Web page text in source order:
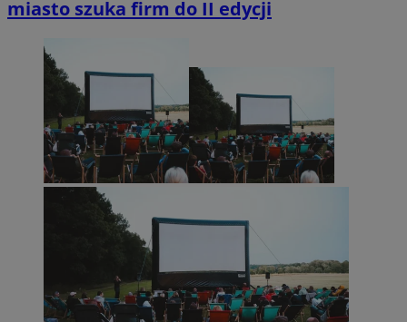
miasto szuka firm do II edycji